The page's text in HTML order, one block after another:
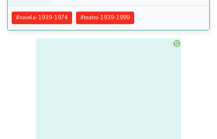
#novela-1939-1974 #teatro-1939-1999